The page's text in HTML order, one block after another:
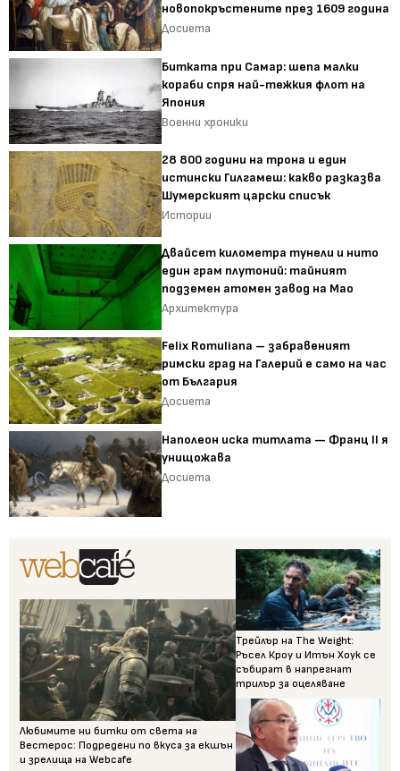
новопокръстените през 1609 година
Досиета
Битката при Самар: шепа малки
кораби спря най-тежкия флот на
Япония
Военни хроники
28 800 години на трона и един
истински Гилгамеш: какво разказва
Шумерският царски списък
Истории
Двайсет километра тунели и нито
един грам плутоний: тайният
подземен атомен завод на Мао
Архитектура
Felix Romuliana – забравеният
римски град на Галерий е само на час
от България
Досиета
Наполеон иска титлата — Франц II я
унищожава
Досиета
Любимите ни битки от света на
Вестерос: Подредени по вкуса за екшън
и зрелища на Webcafe
Трейлър на The Weight:
Ръсел Кроу и Итън Хоук се
събират в напрегнат
трилър за оцеляване